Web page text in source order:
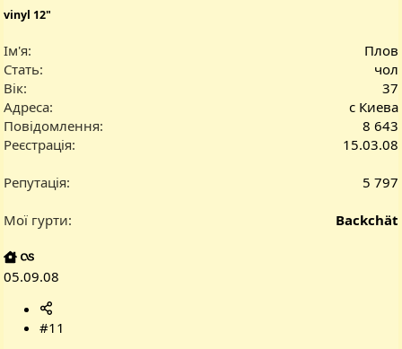
vinyl 12"
Ім'я
Плов
Стать
чол
Вік
37
Адреса
с Киева
Повідомлення
8 643
Реєстрація
15.03.08
Репутація 5 797
Мої гурти Backchät
05.09.08
#11